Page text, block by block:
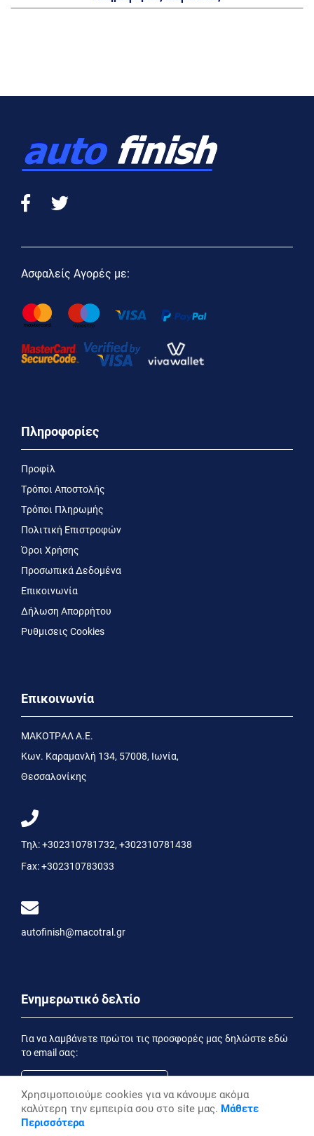
Ασφαλείς Αγορές με:
Πληροφορίες
Προφίλ
Τρόποι Αποστολής
Τρόποι Πληρωμής
Πολιτική Επιστροφών
Όροι Χρήσης
Προσωπικά Δεδομένα
Επικοινωνία
Δήλωση Απορρήτου
Ρυθμισεις Cookies
Επικοινωνία
MΑΚΟΤΡΑΛ Α.Ε.
Kων. Kαραμανλή 134, 57008, Ιωνία,
Θεσσαλονίκης
Τηλ:+302310781732, +302310781438
Fax:+302310783033
autofinish@macotral.gr
Ενημερωτικό δελτίο
Για να λαμβάνετε πρώτοι τις προσφορές μας δηλώστε εδώ
το email σας:
Εγγραφή
Έχοντας ενημερωθεί από την
Χρησιμοποιούμε cookies για να κάνουμε ακόμα
καλύτερη την εμπειρία σου στο site μας. Μάθετε
Περισσότερα